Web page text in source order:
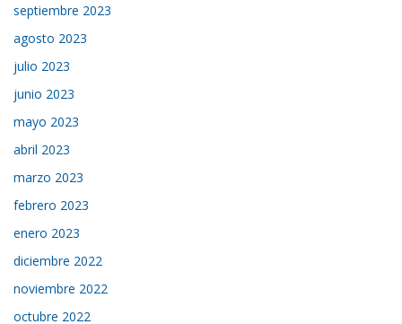
septiembre 2023
agosto 2023
julio 2023
junio 2023
mayo 2023
abril 2023
marzo 2023
febrero 2023
enero 2023
diciembre 2022
noviembre 2022
octubre 2022